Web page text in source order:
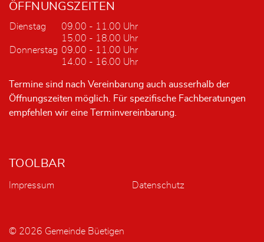
ÖFFNUNGSZEITEN
Dienstag
09.00 - 11.00 Uhr
15.00 - 18.00 Uhr
Donnerstag 09.00 - 11.00 Uhr
14.00 - 16.00 Uhr
Termine sind nach Vereinbarung auch ausserhalb der
Öffnungszeiten möglich. Für spezifische Fachberatungen
empfehlen wir eine Terminvereinbarung.
TOOLBAR
Impressum Datenschutz
© 2026 Gemeinde Büetigen